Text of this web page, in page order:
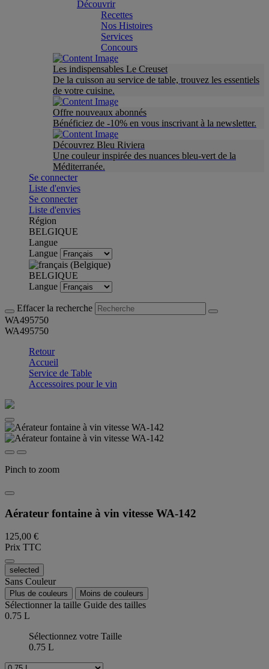
Découvrir
Recettes
Nos Histoires
Services
Concours
Les indispensables Le Creuset
De la cuisson au service de table, trouvez les essentiels
de votre cuisine.
Offre nouveaux abonnés
Bénéficiez de -10% en vous inscrivant à la newsletter.
Découvrez Bleu Riviera
Une couleur inspirée des nuances bleu-vert de la
Méditerranée.
Se connecter
Liste d'envies
Se connecter
Liste d'envies
Région
BELGIQUE
Langue
Langue
BELGIQUE
Langue
Effacer la recherche
WA495750
WA495750
Retour
Accueil
Service de Table
Accessoires pour le vin
Pinch to zoom
Aérateur fontaine à vin vitesse WA-142
125,00 €
Prix TTC
selected
Sans Couleur
Plus de couleurs Moins de couleurs
Sélectionner la taille Guide des tailles
0.75 L
Sélectionnez votre Taille
0.75 L